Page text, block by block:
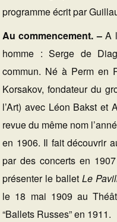
programme écrit par
Au commencement. –A
homme : Serge de
commun. Né à Perm en
Korsakov, fondateur du
l’Art) avec Léon Bakst et
revue du même nom
en 1906. Il fait découvrir
par des concerts en
présenter le balletLe
le 18 mai 1909 au
“Ballets Russes” en 1911.